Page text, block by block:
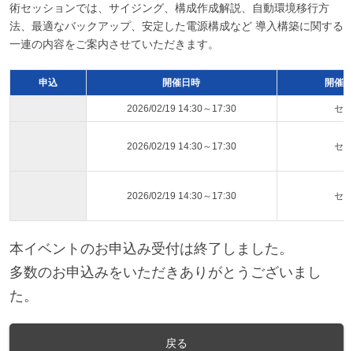
術セッションでは、サイジング、構成作成解説、自動環境移行方
法、最適なバックアップ、安定した電源構成など 導入構築に関する
一連の内容をご案内させていただきます。
申込 開催日時 開催
2026/02/19 14:30～17:30 セ
2026/02/19 14:30～17:30 セ
2026/02/19 14:30～17:30 セ
本イベントのお申込み受付は終了しました。
多数のお申込みをいただきありがとうございまし
た。
戻る